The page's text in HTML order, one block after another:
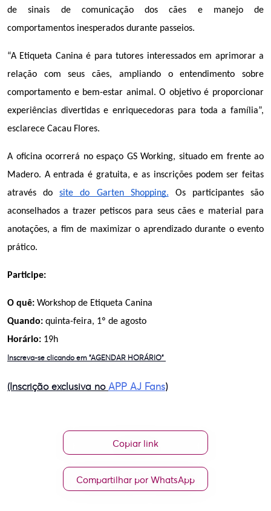
de sinais de comunicação dos cães e manejo de
comportamentos inesperados durante passeios.
“A Etiqueta Canina é para tutores interessados em aprimorar a
relação com seus cães, ampliando o entendimento sobre
comportamento e bem-estar animal. O objetivo é proporcionar
experiências divertidas e enriquecedoras para toda a família”,
esclarece Cacau Flores.
A oficina ocorrerá no espaço GS Working, situado em frente ao
Madero. A entrada é gratuita, e as inscrições podem ser feitas
através do site do Garten Shopping. Os participantes são
aconselhados a trazer petiscos para seus cães e material para
anotações, a fim de maximizar o aprendizado durante o evento
prático.
Participe:
O quê: Workshop de Etiqueta Canina
Quando: quinta-feira, 1º de agosto
Horário: 19h
Inscreva-se clicando em “AGENDAR HORÁRIO”
(Inscrição exclusiva no APP AJ Fans)
Copiar link
Compartilhar por WhatsApp